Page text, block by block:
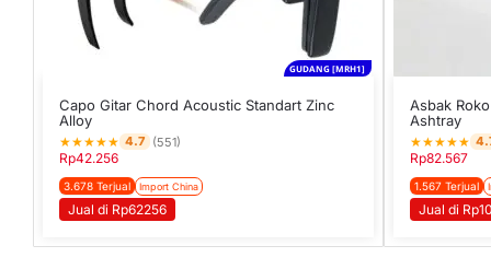
GUDANG [MRH1]
Capo Gitar Chord Acoustic Standart Zinc
Alloy
★★★★★ 4.7 (551)
Rp42.256
3.678 Terjual Import China
Jual di Rp62256
Asbak
Ashtray
★★★★★
Rp82.567
1.567 Terjual
Jual di